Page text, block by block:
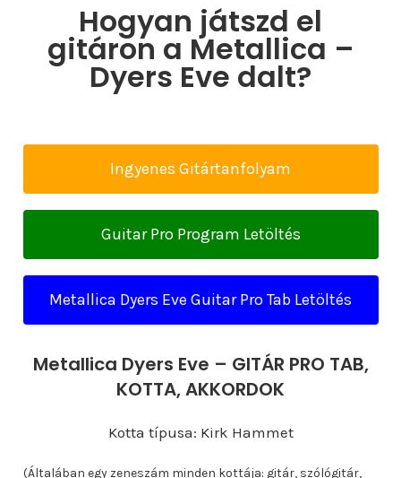
Hogyan játszd el
gitáron a Metallica –
Dyers Eve dalt?
Ingyenes Gitártanfolyam
Guitar Pro Program Letöltés
Metallica Dyers Eve Guitar Pro Tab Letöltés
Metallica Dyers Eve – GITÁR PRO TAB,
KOTTA, AKKORDOK
Kotta típusa: Kirk Hammet
(Általában egy zeneszám minden kottája: gitár, szólógitár,